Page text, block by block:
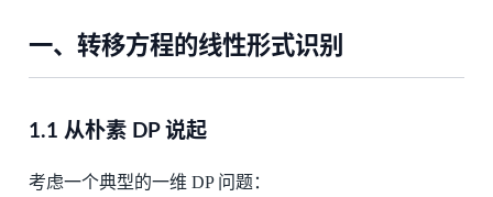
一、转移方程的线性形式识别
1.1 从朴素 DP 说起
考虑一个典型的一维 DP 问题：